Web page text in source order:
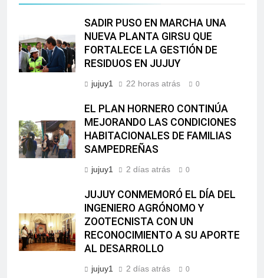
SADIR PUSO EN MARCHA UNA
NUEVA PLANTA GIRSU QUE
FORTALECE LA GESTIÓN DE
RESIDUOS EN JUJUY
jujuy1 22 horas atrás 0
EL PLAN HORNERO CONTINÚA
MEJORANDO LAS CONDICIONES
HABITACIONALES DE FAMILIAS
SAMPEDREÑAS
jujuy1 2 días atrás 0
JUJUY CONMEMORÓ EL DÍA DEL
INGENIERO AGRÓNOMO Y
ZOOTECNISTA CON UN
RECONOCIMIENTO A SU APORTE
AL DESARROLLO
jujuy1 2 días atrás 0